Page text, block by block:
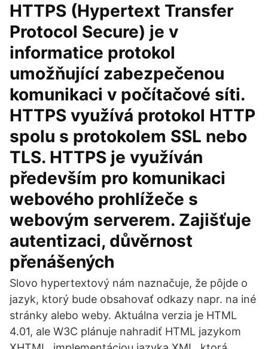
HTTPS (Hypertext Transfer
Protocol Secure) je v
informatice protokol
umožňující zabezpečenou
komunikaci v počítačové síti.
HTTPS využívá protokol HTTP
spolu s protokolem SSL nebo
TLS. HTTPS je využíván
především pro komunikaci
webového prohlížeče s
webovým serverem. Zajišťuje
autentizaci, důvěrnost
přenášených
Slovo hypertextový nám naznačuje, že pôjde o
jazyk, ktorý bude obsahovať odkazy napr. na iné
stránky alebo weby. Aktuálna verzia je HTML
4.01, ale W3C plánuje nahradiť HTML jazykom